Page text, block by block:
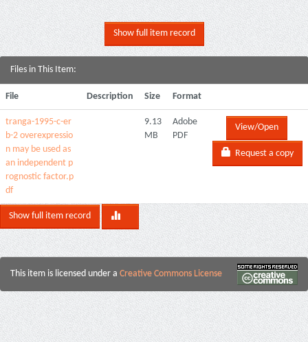
Show full item record
Files in This Item:
File Description Size Format
tranga-1995-c-er
b-2 overexpressio
n may be used as
an independent p
rognostic factor.p
df
9.13
MB
Adobe
PDF
View/Open
Request a copy
Show full item record
This item is licensed under a Creative Commons License